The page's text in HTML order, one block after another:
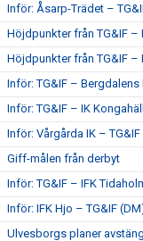
Inför: Åsarp-Trädet –
Höjdpunkter från TG&IF –
Höjdpunkter från TG&IF –
Inför: TG&IF –
Inför: TG&IF – IK
Inför: Vårgårda IK – TG&IF
Giff-målen från derbyt
Inför: TG&IF – IFK
Inför: IFK Hjo – TG&IF
Ulvesborgs planer